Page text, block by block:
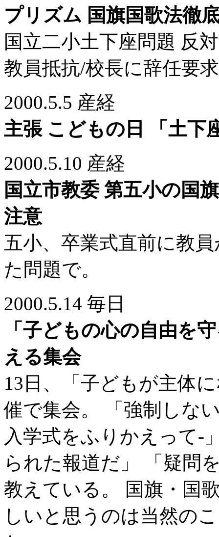
プリズム 国旗国歌法徹
国立二小土下座問題 反
教員抵抗/校長に辞任要
2000.5.5 産経
主張 こどもの日 「土下
2000.5.10 産経
国立市教委 第五小の国
注意
五小、卒業式直前に教
た問題で。
2000.5.14 毎日
「子どもの心の自由を
える集会
13日、「子どもが主体
催で集会。 「強制しな
入学式をふりかえって-
られた報道だ」 「疑問
教えている。 国旗・国
しいと思うのは当然の